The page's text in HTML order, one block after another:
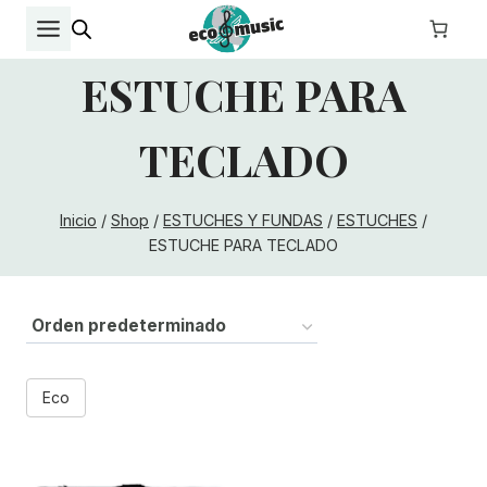
ESTUCHE PARA
TECLADO
Inicio / Shop / ESTUCHES Y FUNDAS / ESTUCHES /
ESTUCHE PARA TECLADO
Eco